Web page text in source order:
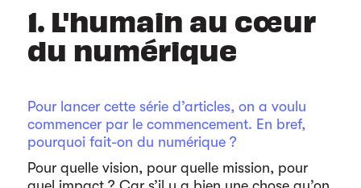
1. L'humain au cœur
du numérique
Pour lancer cette série d’articles, on a voulu
commencer par le commencement. En bref,
pourquoi fait-on du numérique ?
Pour quelle vision, pour quelle mission, pour